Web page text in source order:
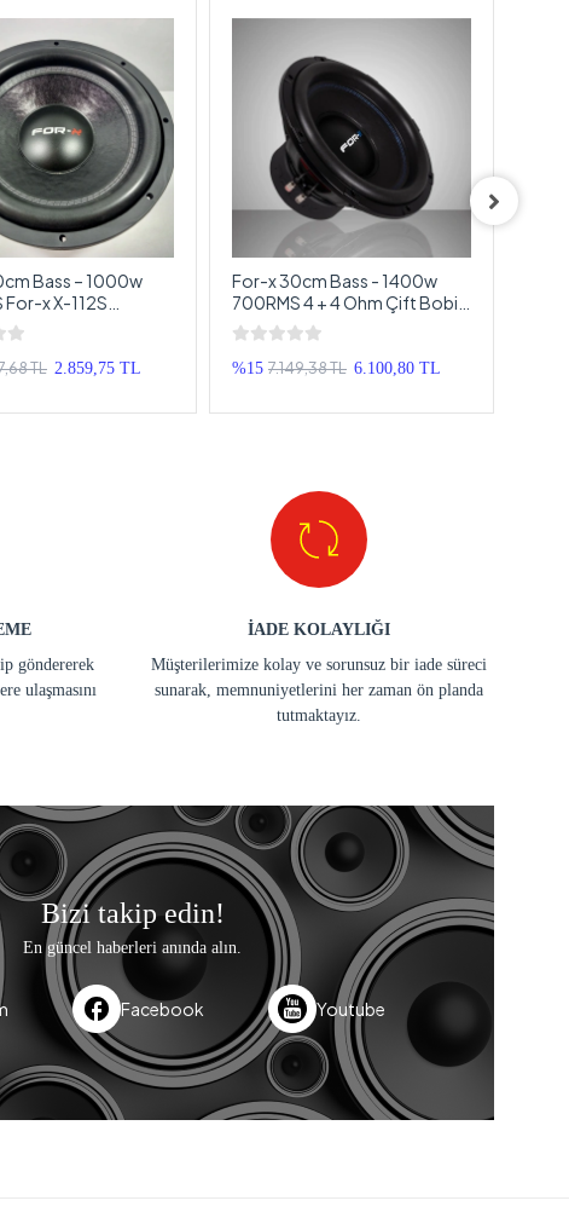
Bass – 1000w
For-x X-112S
30cm
TL 2.859,75 TL
For-x 30cm Bass - 1400w
700RMS 4 + 4 Ohm Çift Bobin
Subwoofer
%15 7.149,38 TL 6.100,80 TL
göndererek
ulaşmasını
İADE KOLAYLIĞI
Müşterilerimize kolay ve sorunsuz bir iade süreci
sunarak, memnuniyetlerini her zaman ön planda
tutmaktayız.
Bizi takip edin!
En güncel haberleri anında alın.
Facebook Youtube